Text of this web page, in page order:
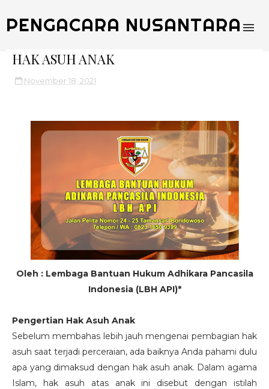
PENGACARA NUSANTARA
HAK ASUH ANAK
November 18, 2021
Oleh : Lembaga Bantuan Hukum Adhikara Pancasila
Indonesia (LBH API)*
Pengertian Hak Asuh Anak
Sebelum membahas lebih jauh mengenai pembagian hak
asuh saat terjadi perceraian, ada baiknya Anda pahami dulu
apa yang dimaksud dengan hak asuh anak. Dalam agama
Islam, hak asuh atas anak ini disebut dengan istilah